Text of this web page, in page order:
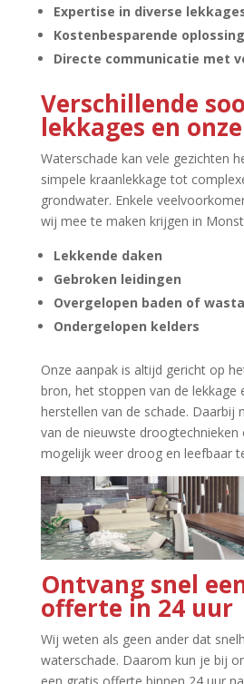
Expertise in diverse
Kostenbesparende
Directe communicatie met
Verschillende
lekkages en
Waterschade kan vele gezichten
simpele kraanlekkage tot
grondwater.​ Enkele
wij mee te maken krijgen in
Lekkende daken
Gebroken leidingen
Overgelopen baden of
Ondergelopen kelders
Onze aanpak is altijd gericht op
bron, het stoppen van de lekkage
herstellen van de schade.​ Daarbij
van de nieuwste
mogelijk weer droog en leefbaar
Ontvang snel
offerte in 24 uur
Wij weten als geen ander dat
waterschade.​ Daarom kun je bij